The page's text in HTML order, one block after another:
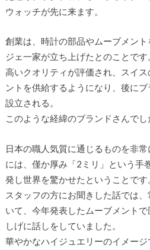
ウォッチが先に来ます。
創業は、時計の部品やムーブメン
ジェ一家が立ち上げたとのことです
高いクオリティが評価され、スイ
ントを供給するようになり、後に
設立される。
このような経緯のブランドさんでし
日本の職人気質に通じるものを非
には、僅か厚み「2ミリ」という
発し世界を驚かせたということです
スタッフの方にお聞きした話では
いて、今年発表したムーブメント
しげに話しをしていました。
華やかなハイジュエリーのイメー